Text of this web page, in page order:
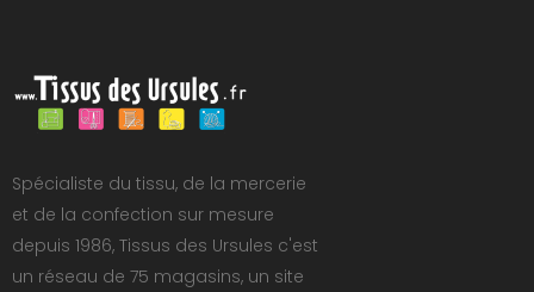
Spécialiste du tissu, de la mercerie
et de la confection sur mesure
depuis 1986, Tissus des Ursules c'est
un réseau de 75 magasins, un site